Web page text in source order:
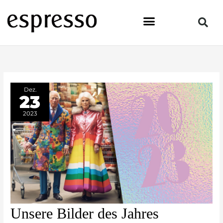
Inhalt
springen
Dez.
23
2023
Unsere Bilder des Jahres
Unsere